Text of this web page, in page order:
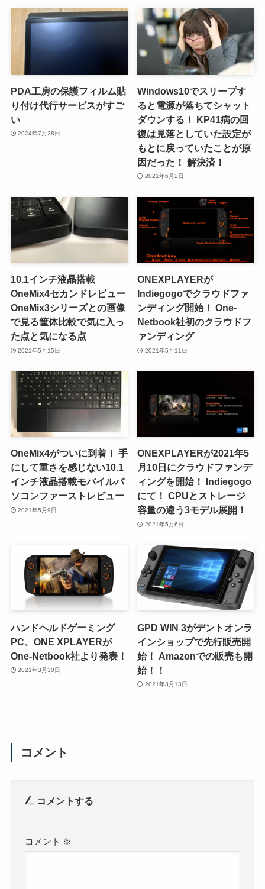
PDA工房の保護フィルム貼
り付け代行サービスがすご
い
2024年7月28日
Windows10でスリープす
ると電源が落ちてシャット
ダウンする！ KP41病の回
復は見落としていた設定が
もとに戻っていたことが原
因だった！ 解決済！
2021年6月2日
10.1インチ液晶搭載
OneMix4セカンドレビュー
OneMix3シリーズとの画像
で見る筐体比較で気に入っ
た点と気になる点
2021年5月15日
ONEXPLAYERが
Indiegogoでクラウドファ
ンディング開始！ One-
Netbook社初のクラウドフ
ァンディング
2021年5月11日
OneMix4がついに到着！ 手
にして重さを感じない10.1
インチ液晶搭載モバイルパ
ソコンファーストレビュー
2021年5月9日
ONEXPLAYERが2021年5
月10日にクラウドファンデ
ィングを開始！ Indiegogo
にて！ CPUとストレージ
容量の違う3モデル展開！
2021年5月6日
ハンドヘルドゲーミング
PC、ONE XPLAYERが
One-Netbook社より発表！
2021年3月30日
GPD WIN 3がデントオンラ
インショップで先行販売開
始！ Amazonでの販売も開
始！！
2021年3月13日
コメント
コメントする
コメント ※